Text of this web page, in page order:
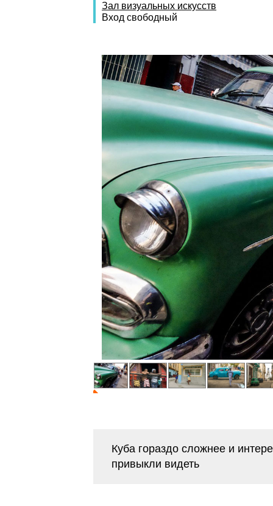
Зал визуальных искусств
Вход свободный
Куба гораздо сложнее и
привыкли видеть